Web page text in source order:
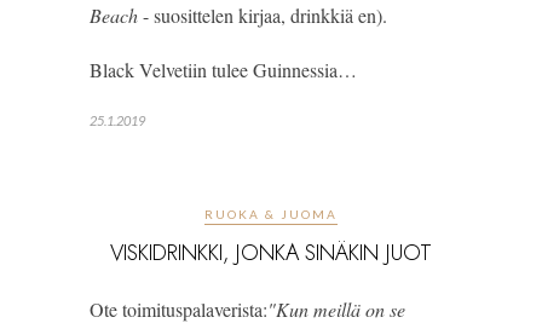
Beach - suosittelen kirjaa, drinkkiä en).
Black Velvetiin tulee Guinnessia…
25.1.2019
RUOKA & JUOMA
VISKIDRINKKI, JONKA SINÄKIN JUOT
Ote toimituspalaverista:"Kun meillä on se